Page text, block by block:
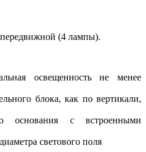
(4 лампы).
освещенность не менее
блока, как по вертикали,
основания с встроенными
светового поля